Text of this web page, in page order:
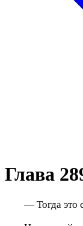
Глава
— Тогда это